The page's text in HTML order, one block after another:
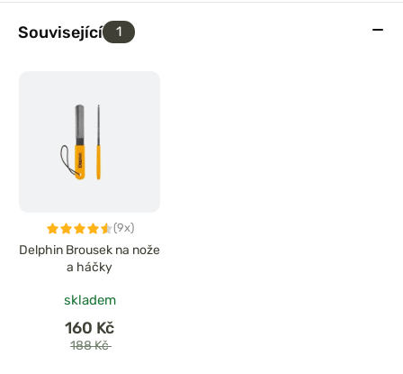
Související 1
(9x)
Delphin Brousek na nože
a háčky
skladem
160 Kč
188 Kč